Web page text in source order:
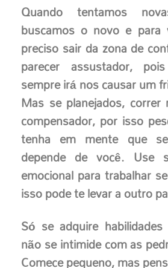
Quando tentamos
buscamos o novo e
preciso sair da zona de
parecer assustador,
sempre irá nos causar um
Mas se planejados,
compensador, por isso
tenha em mente que
depende de você. Use
emocional para trabalhar
isso pode te levar a outro
Só se adquire
não se intimide com as
Comece pequeno, mas